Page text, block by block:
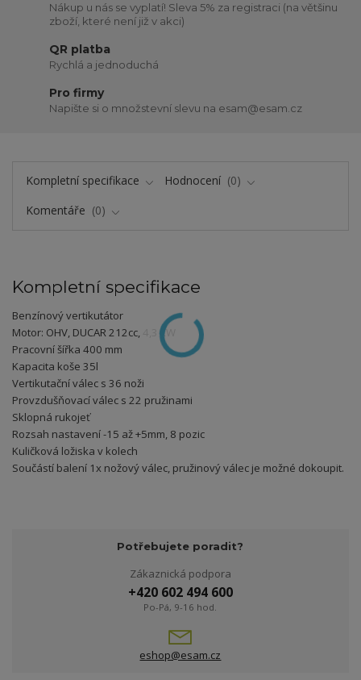
Nákup u nás se vyplatí! Sleva 5% za registraci (na většinu
zboží, které není již v akci)
QR platba
Rychlá a jednoduchá
Pro firmy
Napište si o množstevní slevu na esam@esam.cz
Kompletní specifikace Hodnocení
0
Komentáře
0
Kompletní specifikace
Benzínový vertikutátor
Motor: OHV, DUCAR 212cc, 4,3 kW
Pracovní šířka 400 mm
Kapacita koše 35l
Vertikutační válec s 36 noži
Provzdušňovací válec s 22 pružinami
Sklopná rukojeť
Rozsah nastavení -15 až +5mm, 8 pozic
Kuličková ložiska v kolech
Součástí balení 1x nožový válec, pružinový válec je možné dokoupit.
Potřebujete poradit?
Zákaznická podpora
+420 602 494 600
Po-Pá, 9-16 hod.
eshop@esam.cz